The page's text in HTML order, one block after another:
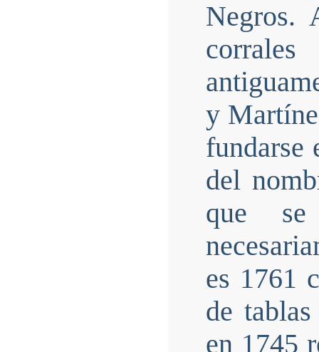
Negros.
y
fundarse
del
que
es 1761
de
en 1745